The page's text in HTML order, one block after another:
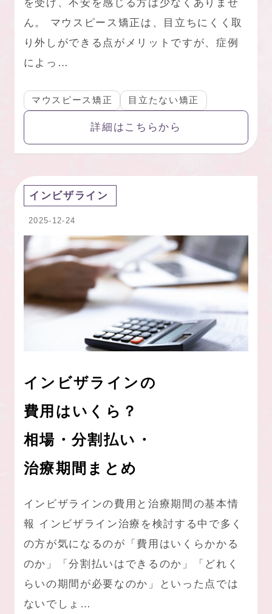
を受け、不安を感じる方は少なくありませ
ん。 マウスピース矯正は、目立ちにくく取
り外しができる点がメリットですが、症例
によっ…
マウスピース矯正 目立たない矯正
詳細はこちらから
インビザライン
2025-12-24
インビザラインの
費用はいくら？
相場・分割払い・
治療期間まとめ
インビザラインの費用と治療期間の基本情
報 インビザライン治療を検討する中で多く
の方が気になるのが「費用はいくらかかる
のか」「分割払いはできるのか」「どれく
らいの期間が必要なのか」といった点では
ないでしょ…